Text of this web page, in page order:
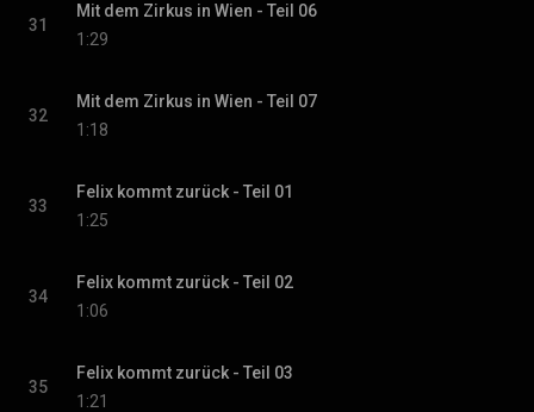
31
Mit dem Zirkus in Wien - Teil 06
1:29
32
Mit dem Zirkus in Wien - Teil 07
1:18
33
Felix kommt zurück - Teil 01
1:25
34
Felix kommt zurück - Teil 02
1:06
35
Felix kommt zurück - Teil 03
1:21